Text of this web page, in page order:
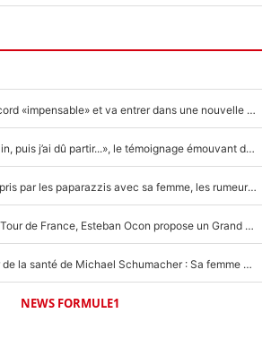
F1 - Alpine signe un accord «impensable» et va entrer dans une nouvelle dimension : Grande nouvelle pour Pierre Gasly !
F1 : « Je lui ai fait un câlin, puis j’ai dû partir...», le témoignage émouvant de Max Verstappen sur sa fille
F1 : Charles Leclerc surpris par les paparazzis avec sa femme, les rumeurs étaient vraies !
Comme pour le final du Tour de France, Esteban Ocon propose un Grand Prix de Formule 1 à Paris : «Autour de l’Arc de Triomphe, ce serait génial» !
Nouvelle rumeur autour de la santé de Michael Schumacher : Sa femme Corinna sort du silence
NEWS FORMULE1